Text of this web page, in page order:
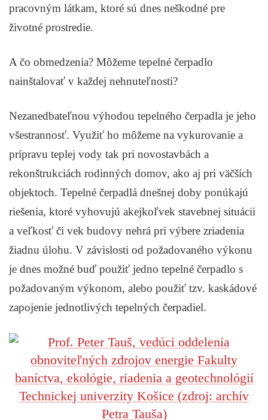
pracovným látkam, ktoré sú dnes neškodné pre
životné prostredie.
A čo obmedzenia? Môžeme tepelné čerpadlo
nainštalovať v každej nehnuteľnosti?
Nezanedbateľnou výhodou tepelného čerpadla je jeho
všestrannosť. Využiť ho môžeme na vykurovanie a
prípravu teplej vody tak pri novostavbách a
rekonštrukciách rodinných domov, ako aj pri väčších
objektoch. Tepelné čerpadlá dnešnej doby ponúkajú
riešenia, ktoré vyhovujú akejkoľvek stavebnej situácii
a veľkosť či vek budovy nehrá pri výbere zriadenia
žiadnu úlohu. V závislosti od požadovaného výkonu
je dnes možné buď použiť jedno tepelné čerpadlo s
požadovaným výkonom, alebo použiť tzv. kaskádové
zapojenie jednotlivých tepelných čerpadiel.